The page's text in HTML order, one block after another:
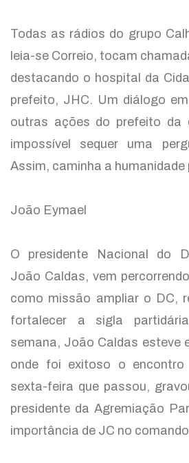
Todas as rádios do grupo
leia-se Correio, tocam
destacando o hospital da
prefeito, JHC. Um diálogo
outras ações do prefeito da
impossível sequer uma
Assim, caminha a humanidade
João Eymael
O presidente Nacional do
João Caldas, vem
como missão ampliar o DC,
fortalecer a sigla
semana, João Caldas esteve
onde foi exitoso o
sexta-feira que passou,
presidente da Agremiação
importância de JC no